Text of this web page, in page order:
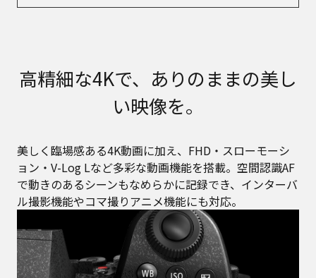
高精細な4Kで、ありのままの美し
い映像を。
美しく臨場感ある4K動画に加え、FHD・スローモーシ
ョン・V-Log Lなど多彩な動画機能を搭載。空間認識AF
で動きのあるシーンもなめらかに記録でき、インターバ
ル撮影機能やコマ撮りアニメ機能にも対応。